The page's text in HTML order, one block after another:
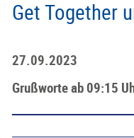
Get Together
27.09.2023
Grußworte ab 09:15